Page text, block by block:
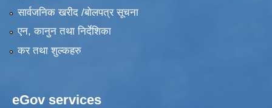
सार्वजनिक खरीद /बोलपत्र सूचना
एन, कानुन तथा निर्देशिका
कर तथा शुल्कहरु
eGov services